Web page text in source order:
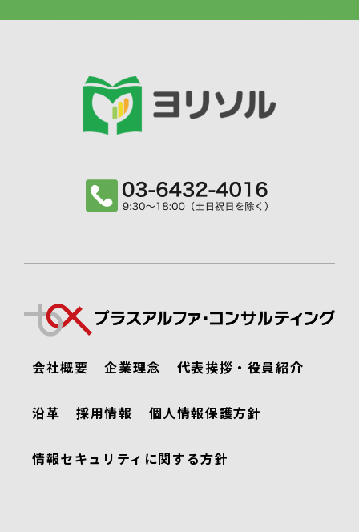
会社概要 企業理念 代表挨拶・役員紹介
沿革 採用情報 個人情報保護方針
情報セキュリティに関する方針